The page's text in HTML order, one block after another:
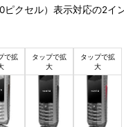
ピクセル）表示対応の2イ